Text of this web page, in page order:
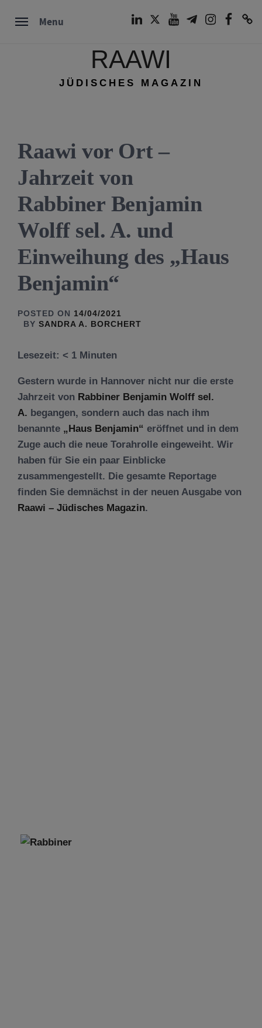
Menu
RAAWI
JÜDISCHES MAGAZIN
Raawi vor Ort –
Jahrzeit von
Rabbiner Benjamin
Wolff sel. A. und
Einweihung des „Haus
Benjamin“
POSTED ON 14/04/2021
BY SANDRA A. BORCHERT
Lesezeit: < 1 Minuten
Gestern wurde in Hannover nicht nur die erste
Jahrzeit von Rabbiner Benjamin Wolff sel.
A. begangen, sondern auch das nach ihm
benannte „Haus Benjamin“ eröffnet und in dem
Zuge auch die neue Torahrolle eingeweiht. Wir
haben für Sie ein paar Einblicke
zusammengestellt. Die gesamte Reportage
finden Sie demnächst in der neuen Ausgabe von
Raawi – Jüdisches Magazin.